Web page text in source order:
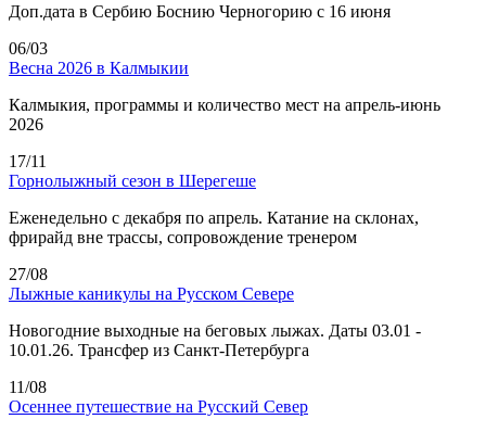
Доп.дата в Сербию Боснию Черногорию с 16 июня
06/03
Весна 2026 в Калмыкии
Калмыкия, программы и количество мест на апрель-июнь
2026
17/11
Горнолыжный сезон в Шерегеше
Еженедельно с декабря по апрель. Катание на склонах,
фрирайд вне трассы, сопровождение тренером
27/08
Лыжные каникулы на Русском Севере
Новогодние выходные на беговых лыжах. Даты 03.01 -
10.01.26. Трансфер из Санкт-Петербурга
11/08
Осеннее путешествие на Русский Север